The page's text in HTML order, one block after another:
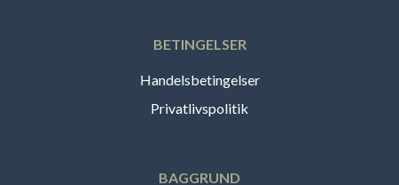
BETINGELSER
Handelsbetingelser
Privatlivspolitik
BAGGRUND